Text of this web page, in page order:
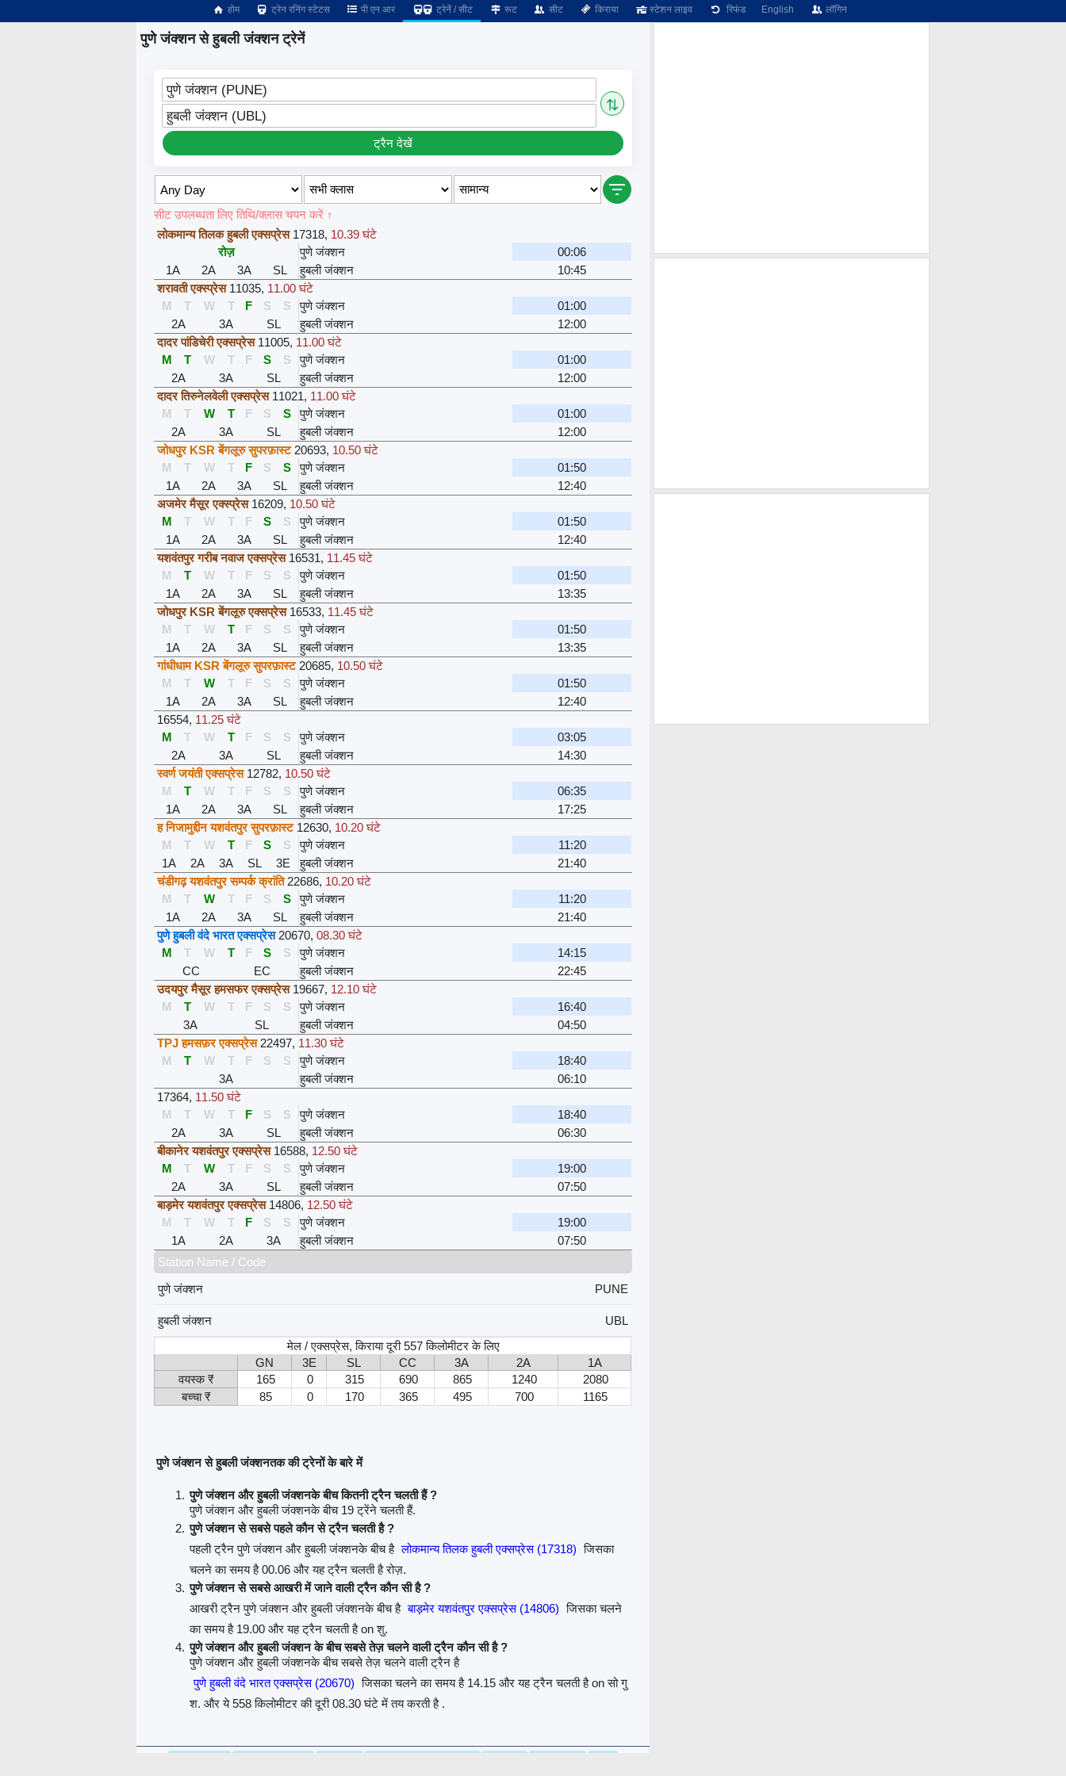
होम ट्रेन रनिंग स्टेटस पी एन आर ट्रेनें / सीट रूट सीट किराया स्टेशन लाइव रिफंड English लॉगिन
पुणे जंक्शन से हुबली जंक्शन ट्रेनें
पुणे जंक्शन (PUNE)
⇅
हुबली जंक्शन (UBL)
ट्रैन देखें
सीट उपलब्धता लिए तिथि/क्लास चयन करें ↑
लोकमान्य तिलक हुबली एक्सप्रेस 17318, 10.39 घंटे
रोज़
पुणे जंक्शन
00:06
1A
2A 3A SL हुबली जंक्शन
10:45
शरावती एक्स्प्रेस 11035, 11.00 घंटे
M
T W T F S S पुणे जंक्शन
01:00
2A
3A SL हुबली जंक्शन
12:00
दादर पांडिचेरी एक्सप्रेस 11005, 11.00 घंटे
M
T W T F S S पुणे जंक्शन
01:00
2A
3A SL हुबली जंक्शन
12:00
दादर तिरुनेलवेली एक्सप्रेस 11021, 11.00 घंटे
M
T W T F S S पुणे जंक्शन
01:00
2A
3A SL हुबली जंक्शन
12:00
जोधपुर KSR बेंगलूरु सुपरफ़ास्ट 20693, 10.50 घंटे
M
T W T F S S पुणे जंक्शन
01:50
1A
2A 3A SL हुबली जंक्शन
12:40
अजमेर मैसूर एक्स्प्रेस 16209, 10.50 घंटे
M
T W T F S S पुणे जंक्शन
01:50
1A
2A 3A SL हुबली जंक्शन
12:40
यशवंतपुर गरीब नवाज एक्सप्रेस 16531, 11.45 घंटे
M
T W T F S S पुणे जंक्शन
01:50
1A
2A 3A SL हुबली जंक्शन
13:35
जोधपुर KSR बेंगलूरु एक्सप्रेस 16533, 11.45 घंटे
M
T W T F S S पुणे जंक्शन
01:50
1A
2A 3A SL हुबली जंक्शन
13:35
गांधीधाम KSR बेंगलूरु सुपरफ़ास्ट 20685, 10.50 घंटे
M
T W T F S S पुणे जंक्शन
01:50
1A
2A 3A SL हुबली जंक्शन
12:40
16554, 11.25 घंटे
M
T W T F S S पुणे जंक्शन
03:05
2A
3A SL हुबली जंक्शन
14:30
स्वर्ण जयंती एक्सप्रेस 12782, 10.50 घंटे
M
T W T F S S पुणे जंक्शन
06:35
1A
2A 3A SL हुबली जंक्शन
17:25
ह निजामुद्दीन यशवंतपुर सुपरफ़ास्ट 12630, 10.20 घंटे
M
T W T F S S पुणे जंक्शन
11:20
1A
2A 3A SL 3E हुबली जंक्शन
21:40
चंडीगढ़ यशवंतपुर सम्पर्क क्रांति22686, 10.20 घंटे
M
T W T F S S पुणे जंक्शन
11:20
1A
2A 3A SL हुबली जंक्शन
21:40
पुणे हुबली वंदे भारत एक्सप्रेस 20670,08.30 घंटे
M
T W T F S S पुणे जंक्शन
14:15
CC
EC हुबली जंक्शन
22:45
उदयपुर मैसूर हमसफर एक्सप्रेस 19667, 12.10 घंटे
M
T W T F S S पुणे जंक्शन
16:40
3A
SL हुबली जंक्शन
04:50
TPJ हमसफ़र एक्सप्रेस 22497, 11.30 घंटे
M
T W T F S S पुणे जंक्शन
18:40
3A
हुबली जंक्शन
06:10
17364, 11.50 घंटे
M
T W T F S S पुणे जंक्शन
18:40
2A
3A SL हुबली जंक्शन
06:30
बीकानेर यशवंतपुर एक्सप्रेस 16588, 12.50 घंटे
M
T W T F S S पुणे जंक्शन
19:00
2A
3A SL हुबली जंक्शन
07:50
बाड़मेर यशवंतपुर एक्सप्रेस 14806, 12.50 घंटे
M
T W T F S S पुणे जंक्शन
19:00
1A
2A 3A हुबली जंक्शन
07:50
Station Name / Code
पुणे जंक्शन
PUNE
हुबली जंक्शन
UBL
मेल / एक्सप्रेस, किराया दूरी 557 किलोमीटर के लिए
GN
3E SL CC 3A 2A
1A
वयस्क ₹
165 0 315 690 865 1240
2080
बच्चा ₹
85 0 170 365 495 700 1165
पुणे जंक्शन से हुबली जंक्शनतक की ट्रेनों के बारे में
पुणे जंक्शन और हुबली जंक्शनके बीच कितनी ट्रैन चलती हैं ?
पुणे जंक्शन और हुबली जंक्शनके बीच 19 ट्रेंने चलती हैं.
पुणे जंक्शन से सबसे पहले कौन से ट्रैन चलती है ?
पहली ट्रैन पुणे जंक्शन और हुबली जंक्शनके बीच है लोकमान्य तिलक हुबली एक्सप्रेस (17318) जिसका
चलने का समय है 00.06 और यह ट्रैन चलती है रोज़.
पुणे जंक्शन से सबसे आखरी में जाने वाली ट्रैन कौन सी है ?
आखरी ट्रैन पुणे जंक्शन और हुबली जंक्शनके बीच है बाड़मेर यशवंतपुर एक्सप्रेस (14806) जिसका चलने
का समय है 19.00 और यह ट्रैन चलती है on शु.
पुणे जंक्शन और हुबली जंक्शन के बीच सबसे तेज़ चलने वाली ट्रैन कौन सी है ?
पुणे जंक्शन और हुबली जंक्शनके बीच सबसे तेज़ चलने वाली ट्रैन है
पुणे हुबली वंदे भारत एक्सप्रेस (20670) जिसका चलने का समय है 14.15 और यह ट्रैन चलती है on सो गु
श. और ये 558 किलोमीटर की दूरी 08.30 घंटे में तय करती है .